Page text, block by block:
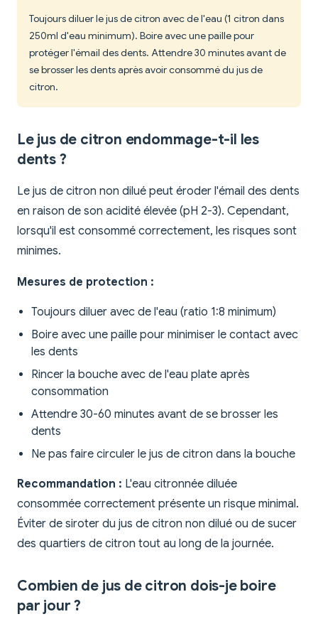
Toujours diluer le jus de citron avec de l'eau (1 citron dans
250ml d'eau minimum). Boire avec une paille pour
protéger l'émail des dents. Attendre 30 minutes avant de
se brosser les dents après avoir consommé du jus de
citron.
Le jus de citron endommage-t-il les
dents ?
Le jus de citron non dilué peut éroder l'émail des dents
en raison de son acidité élevée (pH 2-3). Cependant,
lorsqu'il est consommé correctement, les risques sont
minimes.
Mesures de protection :
Toujours diluer avec de l'eau (ratio 1:8 minimum)
Boire avec une paille pour minimiser le contact avec
les dents
Rincer la bouche avec de l'eau plate après
consommation
Attendre 30-60 minutes avant de se brosser les
dents
Ne pas faire circuler le jus de citron dans la bouche
Recommandation : L'eau citronnée diluée
consommée correctement présente un risque minimal.
Éviter de siroter du jus de citron non dilué ou de sucer
des quartiers de citron tout au long de la journée.
Combien de jus de citron dois-je boire
par jour ?